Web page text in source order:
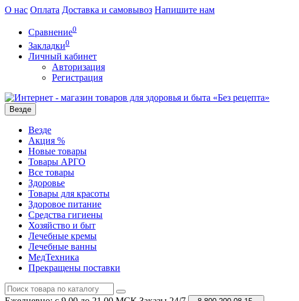
О нас Оплата Доставка и самовывоз Напишите нам
Сравнение0
Закладки0
Личный кабинет
Авторизация
Регистрация
Везде
Везде
Акция %
Новые товары
Товары АРГО
Все товары
Здоровье
Товары для красоты
Здоровое питание
Средства гигиены
Хозяйство и быт
Лечебные кремы
Лечебные ванны
МедТехника
Прекращены поставки